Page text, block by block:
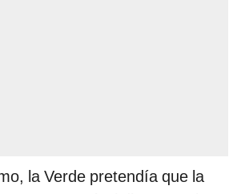
la Verde pretendía que la